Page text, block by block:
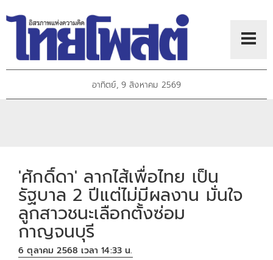
อาทิตย์, 9 สิงหาคม 2569
'ศักดิ์ดา' ลากไส้เพื่อไทย เป็น
รัฐบาล 2 ปีแต่ไม่มีผลงาน มั่นใจ
ลูกสาวชนะเลือกตั้งซ่อม
กาญจนบุรี
6 ตุลาคม 2568 เวลา 14:33 น.